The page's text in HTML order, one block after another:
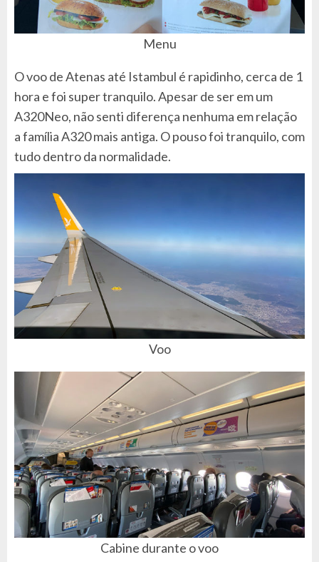
Menu
O voo de Atenas até Istambul é rapidinho, cerca de 1
hora e foi super tranquilo. Apesar de ser em um
A320Neo, não senti diferença nenhuma em relação
a família A320 mais antiga. O pouso foi tranquilo, com
tudo dentro da normalidade.
Voo
Cabine durante o voo